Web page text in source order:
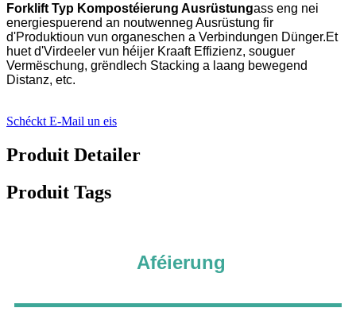
Forklift Typ Kompostéierung Ausrüstungass eng nei
energiespuerend an noutwenneg Ausrüstung fir
d'Produktioun vun organeschen a Verbindungen Dünger.Et
huet d'Virdeeler vun héijer Kraaft Effizienz, souguer
Vermëschung, grëndlech Stacking a laang bewegend
Distanz, etc.
Schéckt E-Mail un eis
Produit Detailer
Produit Tags
Aféierung